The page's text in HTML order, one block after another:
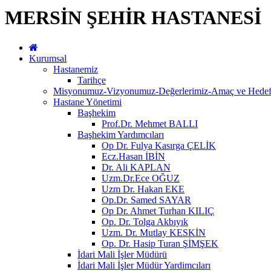
MERSİN ŞEHİR HASTANESİ
Kurumsal
Hastanemiz
Tarihçe
Misyonumuz-Vizyonumuz-Değerlerimiz-Amaç ve
Hastane Yönetimi
Başhekim
Prof.Dr. Mehmet BALLI
Başhekim Yardımcıları
Op Dr. Fulya Kasırga ÇELİK
Ecz.Hasan İBİN
Dr. Ali KAPLAN
Uzm.Dr.Ece OĞUZ
Uzm Dr. Hakan EKE
Op.Dr. Samed SAYAR
Op Dr. Ahmet Turhan KILIÇ
Op. Dr. Tolga Akbıyık
Uzm. Dr. Mutlay KESKİN
Op. Dr. Hasip Turan ŞİMŞEK
İdari Mali İşler Müdürü
İdari Mali İşler Müdür Yardimcıları